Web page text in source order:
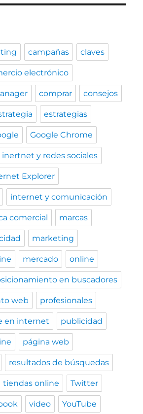
campañas claves
electrónico
comprar consejos
estrategias
Google Chrome
inertnet y redes sociales
Explorer
internet y comunicación
comercial marcas
marketing
mercado online
en buscadores
web profesionales
en internet publicidad
página web
resultados de búsquedas
tiendas online Twitter
video YouTube